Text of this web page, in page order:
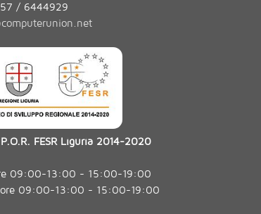
/ 6444929
FESR Liguria 2014-2020
09:00-13:00 - 15:00-19:00
ore 09:00-13:00 - 15:00-19:00